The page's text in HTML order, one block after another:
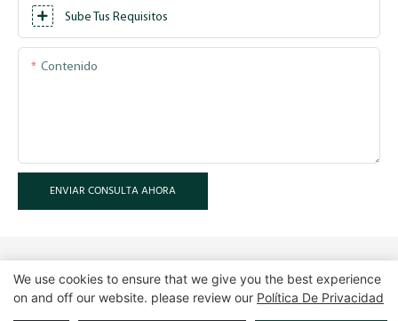
Sube Tus Requisitos
Contenido
ENVIAR CONSULTA AHORA
Derechos de autor © 2025 Guangzhou LUXE Showcases
We use cookies to ensure that we give you the best experience
on and off our website. please review our Política De Privacidad